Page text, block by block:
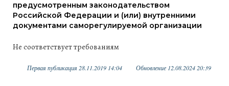
предусмотренным законодательством
Российской Федерации и (или) внутренними
документами саморегулируемой организации
Не соответствует требованиям
Первая публикация 28.11.2019 14:04 Обновление 12.08.2024 20:39